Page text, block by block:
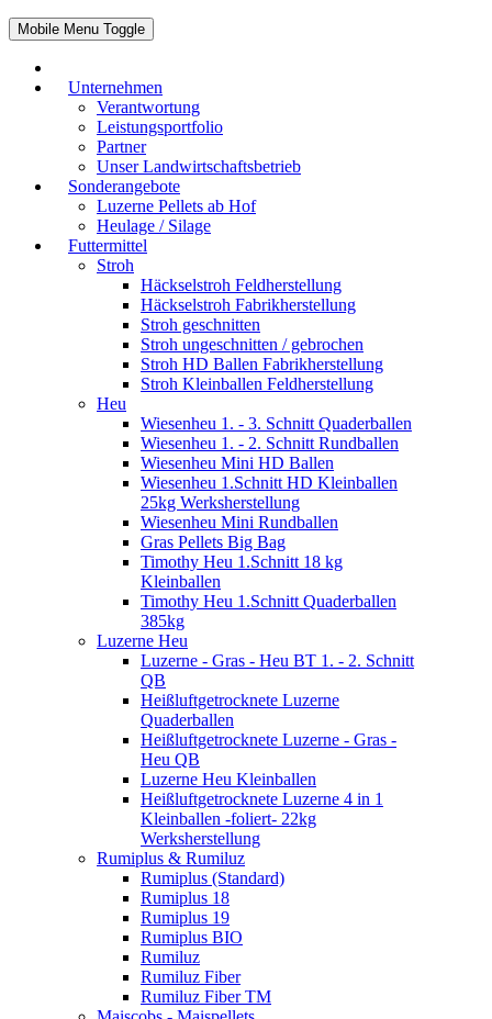
Mobile Menu Toggle
Unternehmen
Verantwortung
Leistungsportfolio
Partner
Unser Landwirtschaftsbetrieb
Sonderangebote
Luzerne Pellets ab Hof
Heulage / Silage
Futtermittel
Stroh
Häckselstroh Feldherstellung
Häckselstroh Fabrikherstellung
Stroh geschnitten
Stroh ungeschnitten / gebrochen
Stroh HD Ballen Fabrikherstellung
Stroh Kleinballen Feldherstellung
Heu
Wiesenheu 1. - 3. Schnitt Quaderballen
Wiesenheu 1. - 2. Schnitt Rundballen
Wiesenheu Mini HD Ballen
Wiesenheu 1.Schnitt HD Kleinballen
25kg Werksherstellung
Wiesenheu Mini Rundballen
Gras Pellets Big Bag
Timothy Heu 1.Schnitt 18 kg
Kleinballen
Timothy Heu 1.Schnitt Quaderballen
385kg
Luzerne Heu
Luzerne - Gras - Heu BT 1. - 2. Schnitt
QB
Heißluftgetrocknete Luzerne
Quaderballen
Heißluftgetrocknete Luzerne - Gras -
Heu QB
Luzerne Heu Kleinballen
Heißluftgetrocknete Luzerne 4 in 1
Kleinballen -foliert- 22kg
Werksherstellung
Rumiplus & Rumiluz
Rumiplus (Standard)
Rumiplus 18
Rumiplus 19
Rumiplus BIO
Rumiluz
Rumiluz Fiber
Rumiluz Fiber TM